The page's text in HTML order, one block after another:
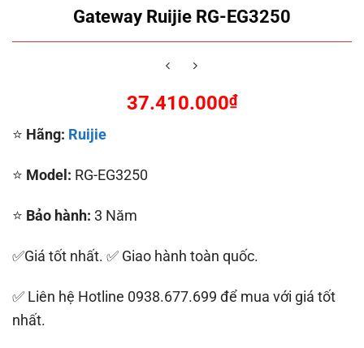
Gateway Ruijie RG-EG3250
37.410.000₫
⭐ Hãng: Ruijie
⭐ Model: RG-EG3250
⭐ Bảo hành: 3 Năm
✅Giá tốt nhất. ✅ Giao hành toàn quốc.
✅ Liên hệ Hotline 0938.677.699 để mua với giá tốt
nhất.